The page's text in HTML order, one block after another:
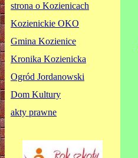
strona o Kozienicach
Kozienickie OKO
Gmina Kozienice
Kronika Kozienicka
Ogród Jordanowski
Dom Kultury
akty prawne